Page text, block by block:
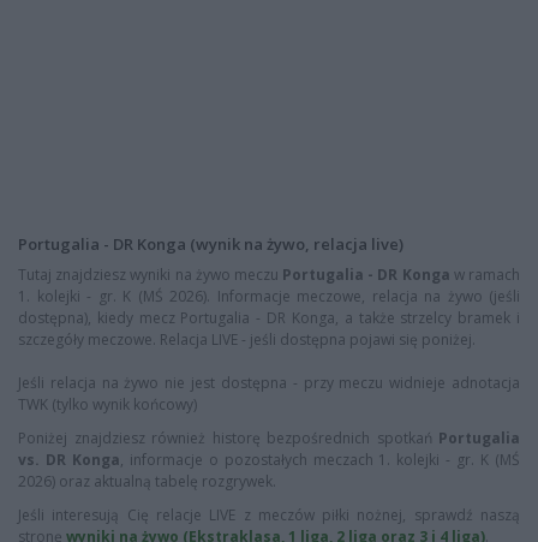
Portugalia - DR Konga (wynik na żywo, relacja live)
Tutaj znajdziesz wyniki na żywo meczu Portugalia - DR Konga w ramach
1. kolejki - gr. K (MŚ 2026). Informacje meczowe, relacja na żywo (jeśli
dostępna), kiedy mecz Portugalia - DR Konga, a także strzelcy bramek i
szczegóły meczowe. Relacja LIVE - jeśli dostępna pojawi się poniżej.
Jeśli relacja na żywo nie jest dostępna - przy meczu widnieje adnotacja
TWK (tylko wynik końcowy)
Poniżej znajdziesz również historę bezpośrednich spotkań Portugalia
vs. DR Konga, informacje o pozostałych meczach 1. kolejki - gr. K (MŚ
2026) oraz aktualną tabelę rozgrywek.
Jeśli interesują Cię relacje LIVE z meczów piłki nożnej, sprawdź naszą
stronę wyniki na żywo (Ekstraklasa, 1 liga, 2 liga oraz 3 i 4 liga).